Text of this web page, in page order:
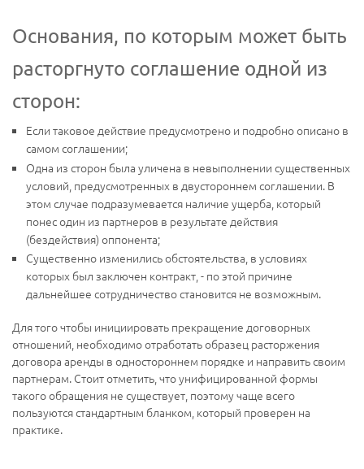
Основания, по которым может быть
расторгнуто соглашение одной из
сторон:
Если таковое действие предусмотрено и подробно описано в
самом соглашении;
Одна из сторон была уличена в невыполнении существенных
условий, предусмотренных в двустороннем соглашении. В
этом случае подразумевается наличие ущерба, который
понес один из партнеров в результате действия
(бездействия) оппонента;
Существенно изменились обстоятельства, в условиях
которых был заключен контракт, - по этой причине
дальнейшее сотрудничество становится не возможным.
Для того чтобы инициировать прекращение договорных
отношений, необходимо отработать образец расторжения
договора аренды в одностороннем порядке и направить своим
партнерам. Стоит отметить, что унифицированной формы
такого обращения не существует, поэтому чаще всего
пользуются стандартным бланком, который проверен на
практике.